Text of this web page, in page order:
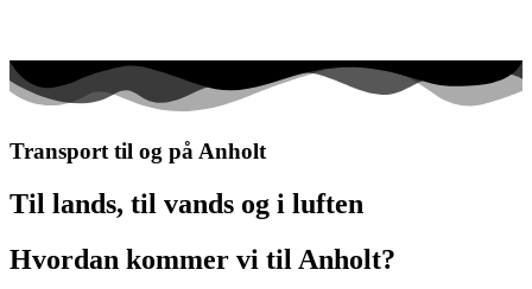
Transport til og på Anholt
Til lands, til vands og i luften
Hvordan kommer vi til Anholt?